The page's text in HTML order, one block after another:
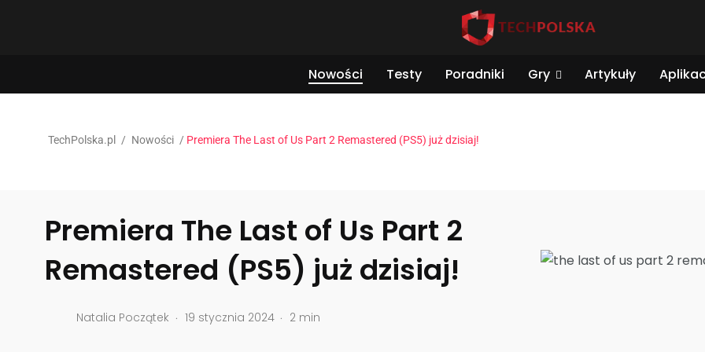
Nowości Testy Poradniki Gry Artykuły
TechPolska.pl / Nowości / Premiera The Last of Us Part 2 Remastered (PS5) już dzisiaj!
Premiera The Last of Us Part 2
Remastered (PS5) już dzisiaj!
Natalia Początek . 19 stycznia 2024 . 2 min